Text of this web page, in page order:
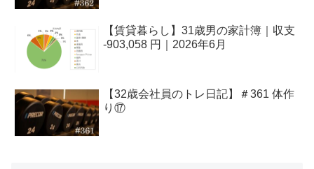
【賃貸暮らし】31歳男の家計簿｜収支
-903,058 円｜2026年6月
【32歳会社員のトレ日記】＃361 体作
り⑰